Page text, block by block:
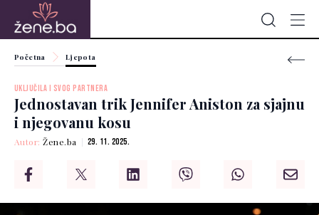
Početna Ljepota
UKLJUČILA I SVOG PARTNERA
Jednostavan trik Jennifer Aniston za sjajnu
i njegovanu kosu
Autor:Žene.ba 29. 11. 2025.